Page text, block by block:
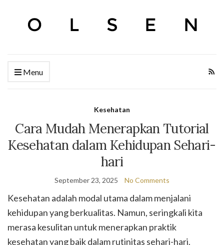
Menu
Kesehatan
Cara Mudah Menerapkan Tutorial
Kesehatan dalam Kehidupan Sehari-
hari
September 23, 2025 No Comments
Kesehatan adalah modal utama dalam menjalani
kehidupan yang berkualitas. Namun, seringkali kita
merasa kesulitan untuk menerapkan praktik
kesehatan yang baik dalam rutinitas sehari-hari.